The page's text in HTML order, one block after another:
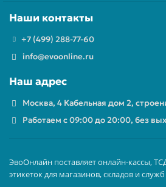
Наши контакты
+7 (499) 288-77-60
info@evoonline.ru
Наш адрес
Москва, 4 Кабельная дом 2,
Работаем с 09:00 до 20:00, без
ЭвоОнлайн поставляет онлайн-кассы,
этикеток для магазинов, складов и